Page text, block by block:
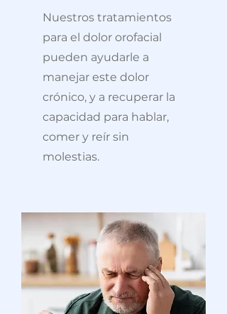
Nuestros tratamientos
para el dolor orofacial
pueden ayudarle a
manejar este dolor
crónico, y a recuperar la
capacidad para hablar,
comer y reír sin
molestias.